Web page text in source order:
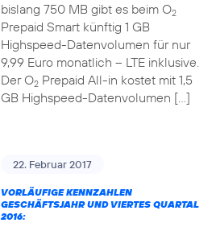
bislang 750 MB gibt es beim O2
Prepaid Smart künftig 1 GB
Highspeed-Datenvolumen für nur
9,99 Euro monatlich – LTE inklusive.
Der O2Prepaid All-in kostet mit 1,5
GB Highspeed-Datenvolumen […]
22. Februar 2017
VORLÄUFIGE KENNZAHLEN
GESCHÄFTSJAHR UND VIERTES QUARTAL
2016: